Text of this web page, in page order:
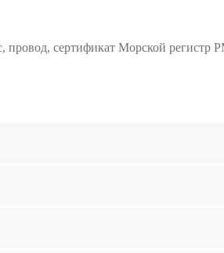
провод, сертификат Морской регистр